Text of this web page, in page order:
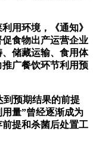
用环境，《通知》
食物出产运营企业
储藏运输、食用体
广餐饮环节利用预
预期结果的前提
量”曾经逐渐成为
提和杀菌后处置工